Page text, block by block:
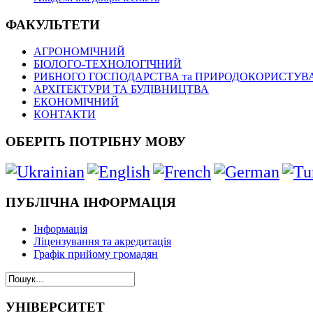
ФАКУЛЬТЕТИ
АГРОНОМІЧНИЙ
БІОЛОГО-ТЕХНОЛОГІЧНИЙ
РИБНОГО ГОСПОДАРСТВА та
АРХІТЕКТУРИ ТА БУДІВНИЦТВА
ЕКОНОМІЧНИЙ
КОНТАКТИ
ОБЕРІТЬ ПОТРІБНУ МОВУ
ПУБЛІЧНА ІНФОРМАЦІЯ
Інформація
Ліцензування та акредитація
Графік прийому громадян
УНІВЕРСИТЕТ